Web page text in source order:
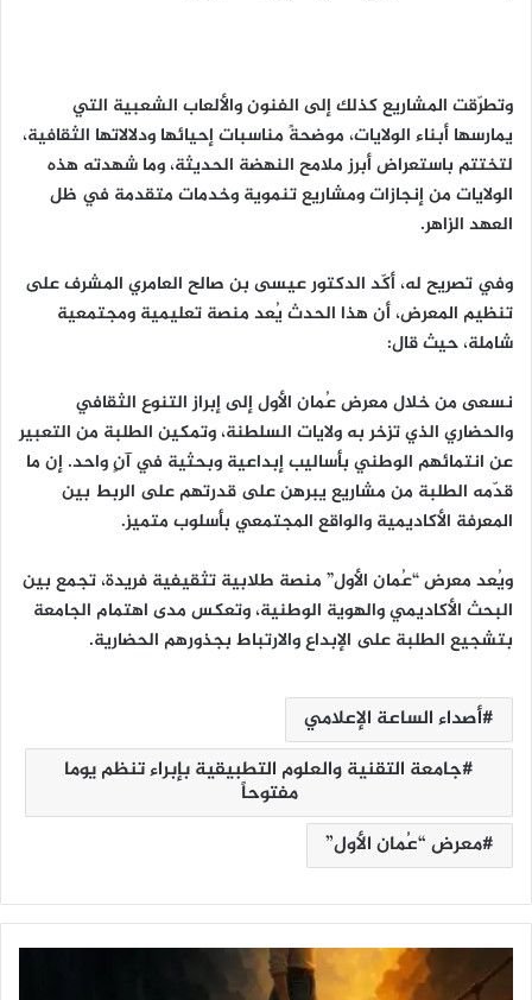
وتطرّقت المشاريع كذلك إلى الفنون والألعاب الشعبية التي
يمارسها أبناء الولايات، موضحةً مناسبات إحيائها ودلالاتها الثقافية،
لتختتم باستعراض أبرز ملامح النهضة الحديثة، وما شهدته هذه
الولايات من إنجازات ومشاريع تنموية وخدمات متقدمة في ظل
العهد الزاهر.
وفي تصريح له، أكّد الدكتور عيسى بن صالح العامري المشرف على
تنظيم المعرض، أن هذا الحدث يُعد منصة تعليمية ومجتمعية
شاملة، حيث قال:
نسعى من خلال معرض عُمان الأول إلى إبراز التنوع الثقافي
والحضاري الذي تزخر به ولايات السلطنة، وتمكين الطلبة من التعبير
عن انتمائهم الوطني بأساليب إبداعية وبحثية في آنٍ واحد. إن ما
قدّمه الطلبة من مشاريع يبرهن على قدرتهم على الربط بين
المعرفة الأكاديمية والواقع المجتمعي بأسلوب متميز.
ويُعد معرض “عُمان الأول” منصة طلابية تثقيفية فريدة، تجمع بين
البحث الأكاديمي والهوية الوطنية، وتعكس مدى اهتمام الجامعة
بتشجيع الطلبة على الإبداع والارتباط بجذورهم الحضارية.
أصداء الساعة الإعلامي
جامعة التقنية والعلوم التطبيقية بإبراء تنظم يوما
مفتوحاً
معرض “عُمان الأول”
حِ